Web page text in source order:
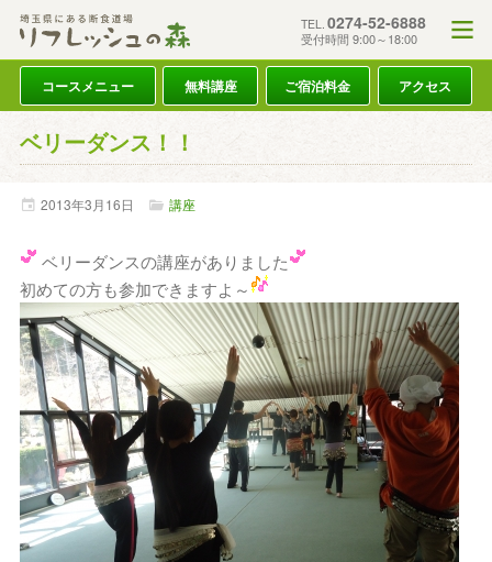
TEL. 0274-52-6888
受付時間 9:00～18:00
コースメニュー 無料講座 ご宿泊料金 アクセス
ベリーダンス！！
2013年3月16日 講座
ベリーダンスの講座がありました
初めての方も参加できますよ～